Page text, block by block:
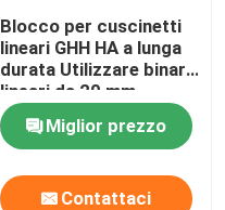
Blocco per cuscinetti
lineari GHH HA a lunga
durata Utilizzare binari
lineari da 20 mm
HGH35
Miglior prezzo
Contattaci